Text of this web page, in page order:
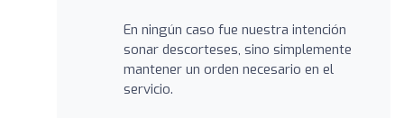
En ningún caso fue nuestra intención
sonar descorteses, sino simplemente
mantener un orden necesario en el
servicio.